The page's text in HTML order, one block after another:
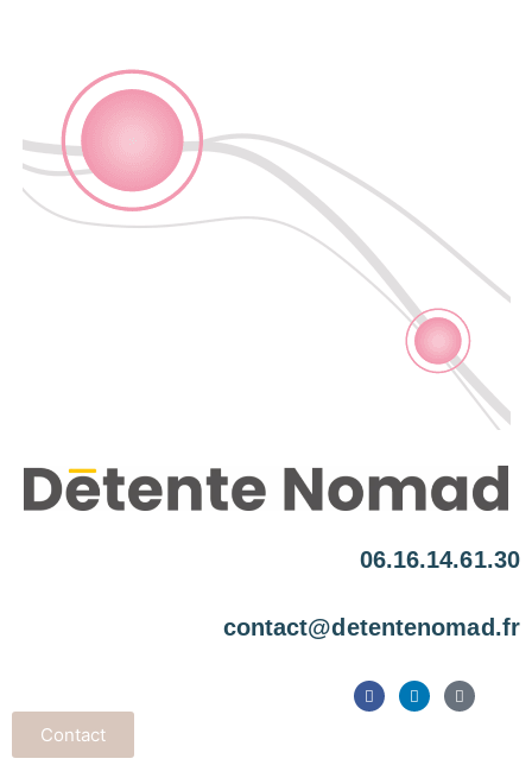
06.16.14.61.30
contact@detentenomad.fr
Contact